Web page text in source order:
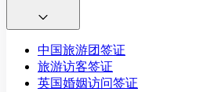
中国旅游团签证
旅游访客签证
英国婚姻访问签证